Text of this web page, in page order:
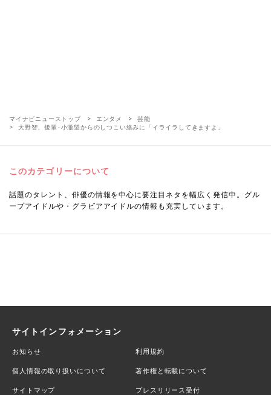
マイナビニューストップ エンタメ
芸能
大野智、後輩･小瀧望からのしつこい絡みに「イライラしてきますよ」
このカテゴリーについて
話題のタレント、俳優の情報を中心に要注目ネタを幅広く発信中。グル
ープアイドルや・グラビアアイドルの情報も充実しています。
サイトインフォメーション
お知らせ 利用規約
個人情報の取り扱いについて 著作権と転載について
サイトマップ プレスリリース受付